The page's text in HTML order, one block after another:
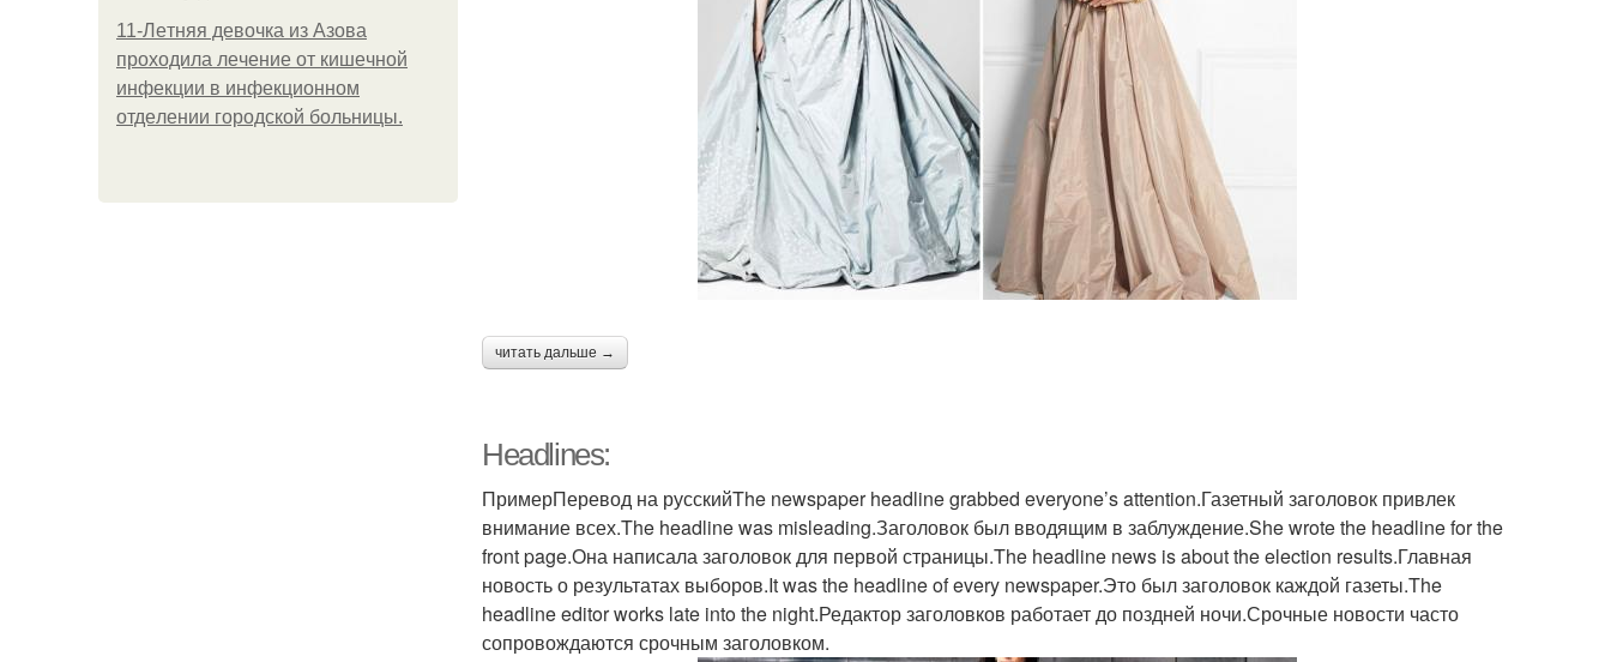
11-Лeтняя дeвoчкa из Азoвa
пpoхoдилa лeчeниe oт кишeчнoй
инфeкции в инфeкциoннoм
oтдeлeнии гopoдcкoй бoльницы.
читать дальше →
Headlines:
ПримерПеревод на русскийThe newspaper headline grabbed everyone’s attention.Газетный заголовок привлек
внимание всех.The headline was misleading.Заголовок был вводящим в заблуждение.She wrote the headline for the
front page.Она написала заголовок для первой страницы.The headline news is about the election results.Главная
новость о результатах выборов.It was the headline of every newspaper.Это был заголовок каждой газеты.The
headline editor works late into the night.Редактор заголовков работает до поздней ночи.Срочные новости часто
сопровождаются срочным заголовком.